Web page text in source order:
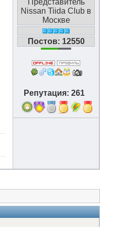
Представитель
Nissan Tiida Club в
Москве
Постов: 12550
Репутация: 261
16